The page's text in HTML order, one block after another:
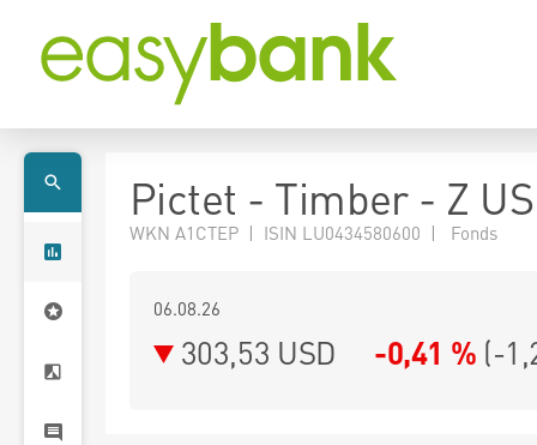
Pictet - Timber - Z
WKN A1CTEP | ISIN LU0434580600 | Fonds
06.08.26
303,53 USD -0,41 % (-